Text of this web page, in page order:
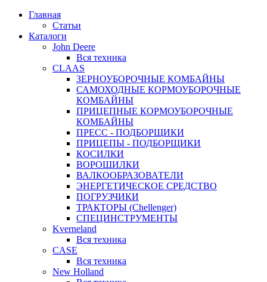
Главная
Статьи
Каталоги
John Deere
Вся техника
CLAAS
ЗЕРНОУБОРОЧНЫЕ КОМБАЙНЫ
САМОХОДНЫЕ КОРМОУБОРОЧНЫЕ
КОМБАЙНЫ
ПРИЦЕПНЫЕ КОРМОУБОРОЧНЫЕ
КОМБАЙНЫ
ПРЕСС - ПОДБОРЩИКИ
ПРИЦЕПЫ - ПОДБОРЩИКИ
КОСИЛКИ
ВОРОШИЛКИ
ВАЛКООБРАЗОВАТЕЛИ
ЭНЕРГЕТИЧЕСКОЕ СРЕДСТВО
ПОГРУЗЧИКИ
ТРАКТОРЫ (Chellenger)
СПЕЦИНСТРУМЕНТЫ
Kverneland
Вся техника
CASE
Вся техника
New Holland